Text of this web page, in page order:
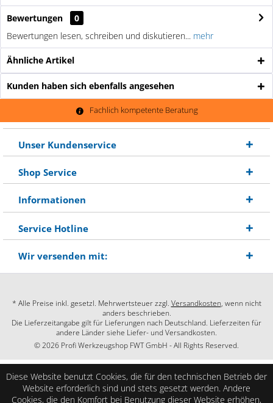
Bewertungen
0
Bewertungen lesen, schreiben und diskutieren... mehr
Ähnliche Artikel
Kunden haben sich ebenfalls angesehen
Fachlich kompetente Beratung
Unser Kundenservice
Shop Service
Informationen
Service Hotline
Wir versenden mit:
* Alle Preise inkl. gesetzl. Mehrwertsteuer zzgl. Versandkosten, wenn nicht
anders beschrieben.
Die Lieferzeitangabe gilt für Lieferungen nach Deutschland. Lieferzeiten für
andere Länder siehe Liefer- und Versandkosten.
© 2026 Profi Werkzeugshop FWT GmbH - All Rights Reserved.
Diese Website benutzt Cookies, die für den technischen Betrieb der
Website erforderlich sind und stets gesetzt werden. Andere
Cookies, die den Komfort bei Benutzung dieser Website erhöhen,